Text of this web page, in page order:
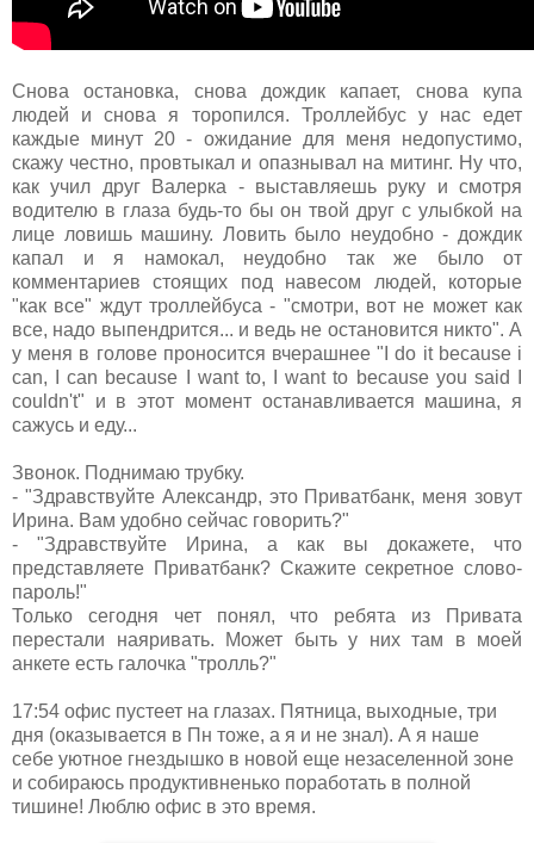
Снова остановка, снова дождик капает, снова купа
людей и снова я торопился. Троллейбус у нас едет
каждые минут 20 - ожидание для меня недопустимо,
скажу честно, провтыкал и опазнывал на митинг. Ну что,
как учил друг Валерка - выставляешь руку и смотря
водителю в глаза будь-то бы он твой друг с улыбкой на
лице ловишь машину. Ловить было неудобно - дождик
капал и я намокал, неудобно так же было от
комментариев стоящих под навесом людей, которые
"как все" ждут троллейбуса - "смотри, вот не может как
все, надо выпендрится... и ведь не остановится никто". А
у меня в голове проносится вчерашнее "I do it because i
can, I can because I want to, I want to because you said I
couldn't" и в этот момент останавливается машина, я
сажусь и еду...
Звонок. Поднимаю трубку.
- "Здравствуйте Александр, это Приватбанк, меня зовут
Ирина. Вам удобно сейчас говорить?"
- "Здравствуйте Ирина, а как вы докажете, что
представляете Приватбанк? Скажите секретное слово-
пароль!"
Только сегодня чет понял, что ребята из Привата
перестали наяривать. Может быть у них там в моей
анкете есть галочка "тролль?"
17:54 офис пустеет на глазах. Пятница, выходные, три
дня (оказывается в Пн тоже, а я и не знал). А я наше
себе уютное гнездышко в новой еще незаселенной зоне
и собираюсь продуктивненько поработать в полной
тишине! Люблю офис в это время.